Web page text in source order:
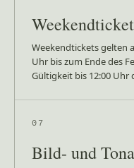
Weekendtickets gelten
Uhr bis zum Ende des
Gültigkeit bis 12:00 Uhr
07
Bild- und